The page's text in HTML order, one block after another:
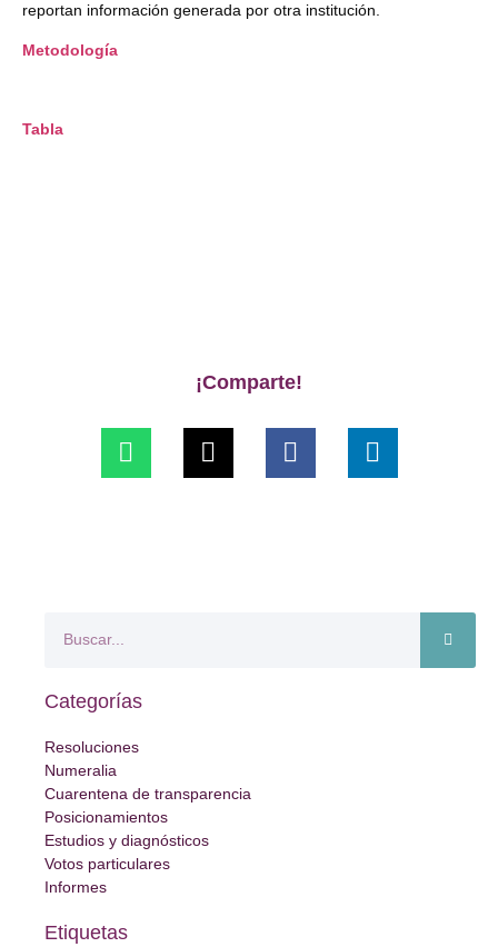
reportan información generada por otra institución.
Metodología
Tabla
¡Comparte!
Categorías
Resoluciones
Numeralia
Cuarentena de transparencia
Posicionamientos
Estudios y diagnósticos
Votos particulares
Informes
Etiquetas